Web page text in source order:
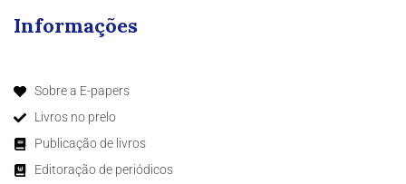
Informações
Sobre a E-papers
Livros no prelo
Publicação de livros
Editoração de periódicos